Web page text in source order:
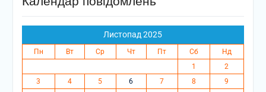
Листопад 2025
Пн Вт Ср Чт Пт Сб
Нд
1
2
3
4 5 6 7 8
9